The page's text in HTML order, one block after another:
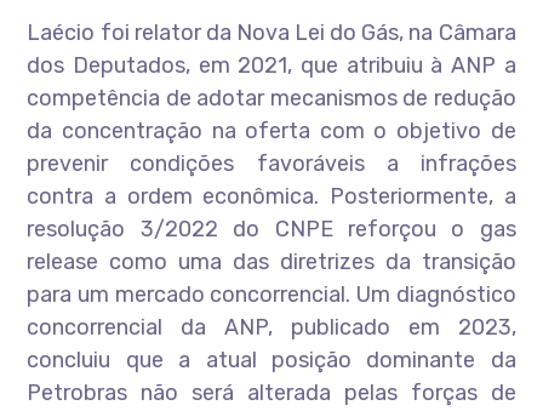
Laécio foi relator da Nova Lei do Gás, na Câmara
dos Deputados, em 2021, que atribuiu à ANP a
competência de adotar mecanismos de redução
da concentração na oferta com o objetivo de
prevenir condições favoráveis a infrações
contra a ordem econômica. Posteriormente, a
resolução 3/2022 do CNPE reforçou o gas
release como uma das diretrizes da transição
para um mercado concorrencial. Um diagnóstico
concorrencial da ANP, publicado em 2023,
concluiu que a atual posição dominante da
Petrobras não será alterada pelas forças de